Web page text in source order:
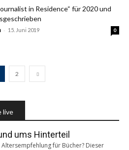
in Residence“ für 2020 und
- 15. Juni 2019 0
2
live
ums Hinterteil
für Bücher? Dieser